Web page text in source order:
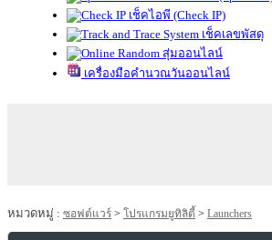
เช็คไอพี (Check IP)
เช็คเลขพัสดุ
สุ่มออนไลน์
เครื่องมือคำนวณวันออนไลน์
หมวดหมู่ : ซอฟต์แวร์ > โปรแกรมยูทิลิตี้ > Launchers